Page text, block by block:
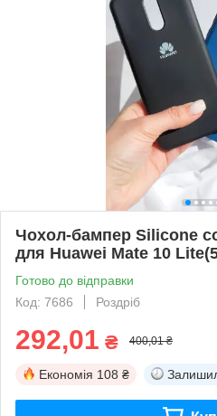
Чохол-бампер Silicone
для Huawei Mate 10
Готово до відправки
Код: 7686
Роздріб
292,01 ₴ 400,01 ₴
Економія 108 ₴